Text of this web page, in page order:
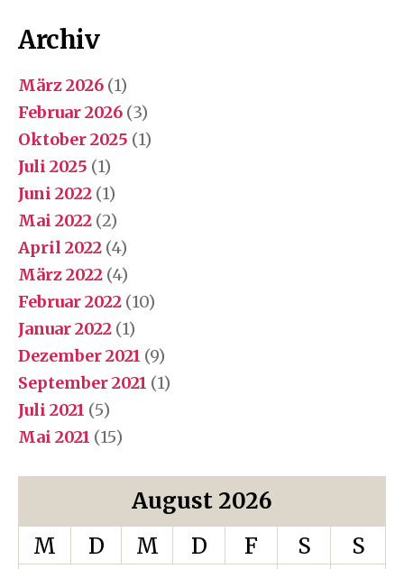
Archiv
März 2026 (1)
Februar 2026 (3)
Oktober 2025 (1)
Juli 2025 (1)
Juni 2022 (1)
Mai 2022 (2)
April 2022 (4)
März 2022 (4)
Februar 2022 (10)
Januar 2022 (1)
Dezember 2021 (9)
September 2021 (1)
Juli 2021 (5)
Mai 2021 (15)
August 2026
M
D M D F S
S